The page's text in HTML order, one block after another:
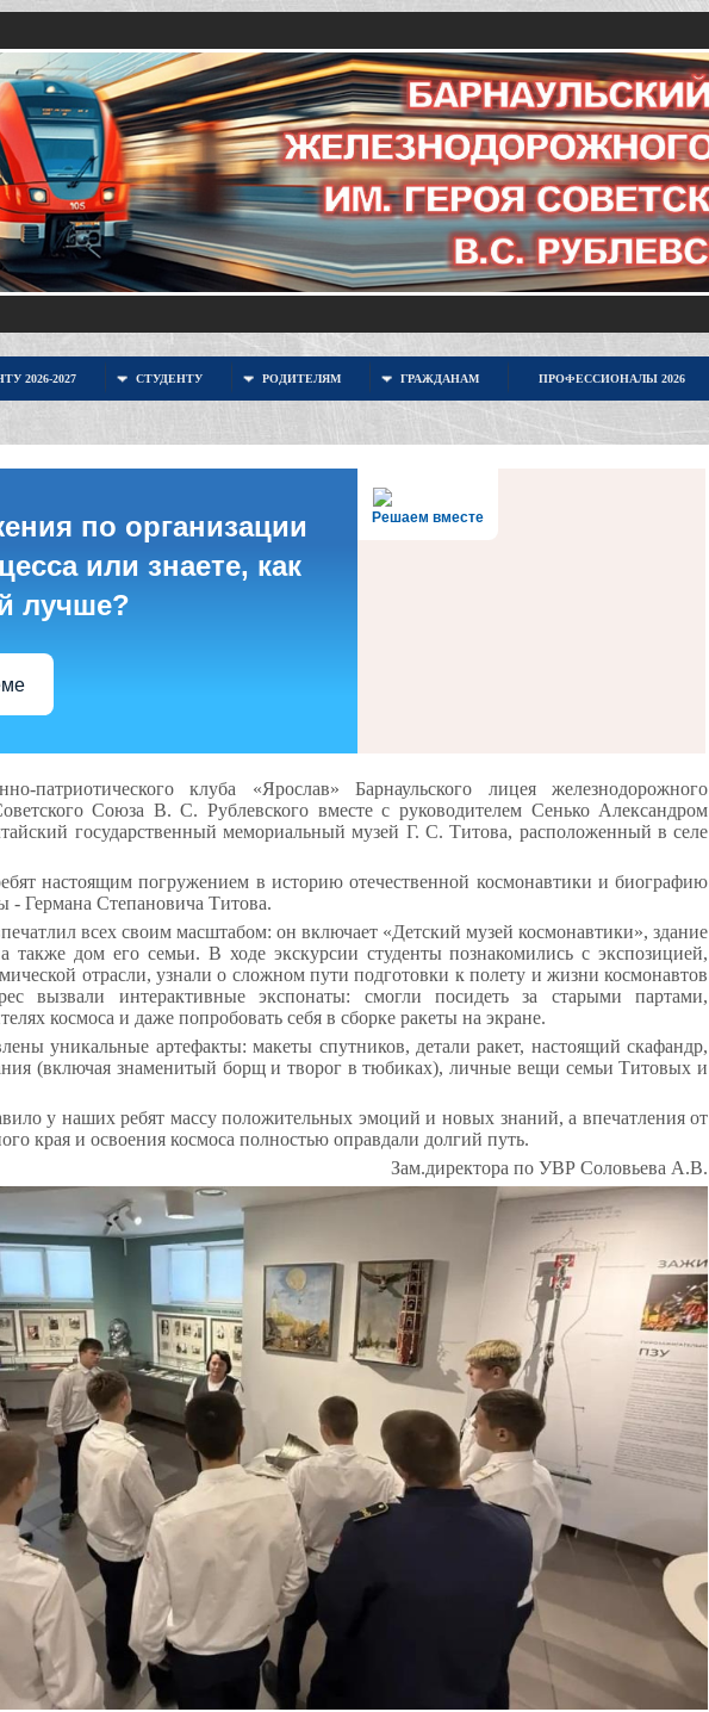
2026-2027 СТУДЕНТУ РОДИТЕЛЯМ ГРАЖДАНАМ ПРОФЕССИОНАЛЫ 2026
Решаем вместе
по организации
или знаете, как
лучше?
патриотического клуба «Ярослав» Барнаульского лицея железнодорожного
Союза В. С. Рублевского вместе с руководителем Сенько Александром
государственный мемориальный музей Г. С. Титова, расположенный в селе
настоящим погружением в историю отечественной космонавтики и биографию
- Германа Степановича Титова.
всех своим масштабом: он включает «Детский музей космонавтики», здание
также дом его семьи. В ходе экскурсии студенты познакомились с экспозицией,
отрасли, узнали о сложном пути подготовки к полету и жизни космонавтов
вызвали интерактивные экспонаты: смогли посидеть за старыми партами,
космоса и даже попробовать себя в сборке ракеты на экране.
уникальные артефакты: макеты спутников, детали ракет, настоящий скафандр,
(включая знаменитый борщ и творог в тюбиках), личные вещи семьи Титовых и
у наших ребят массу положительных эмоций и новых знаний, а впечатления от
края и освоения космоса полностью оправдали долгий путь.
Зам.директора по УВР Соловьева А.В.